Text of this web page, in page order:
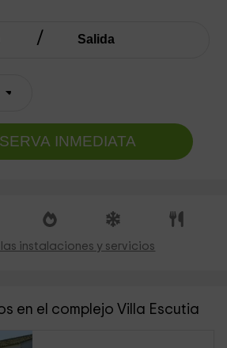
INMEDIATA
instalaciones y servicios
en el complejo Villa Escutia